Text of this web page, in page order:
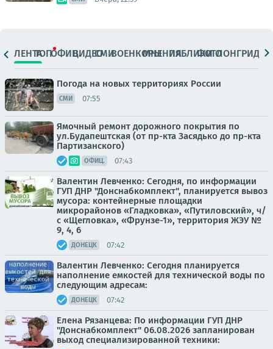
ЛЕНТАТОПОФИЦ.ВИДЕОСМИВОЕНКОРЫМНЕНИЯПАБЛИКИ
ФОТОЛОНГРИДЫ
Погода на новых территориях России
СМИ 07:55
Ямочный ремонт дорожного покрытия по
ул.Будапештская (от пр-кта Засядько до пр-кта
Партизанского)
ОФИЦ. 07:43
Валентин Левченко: Сегодня, по информации
ГУП ДНР "Донснабкомплект", планируется вывоз
мусора: контейнерные площадки
микрорайонов «Гладковка», «Путиловский», ч/
с «Щегловка», «Фрунзе-1», территория ЖЭУ №
9, 4, 6
ДОНЕЦК 07:42
Валентин Левченко: Сегодня планируется
наполнение емкостей для технической воды по
следующим адресам:
ДОНЕЦК 07:42
Елена Рязанцева: По информации ГУП ДНР
"Донснабкомплект" 06.08.2026 запланирован
выход специализированной техники: